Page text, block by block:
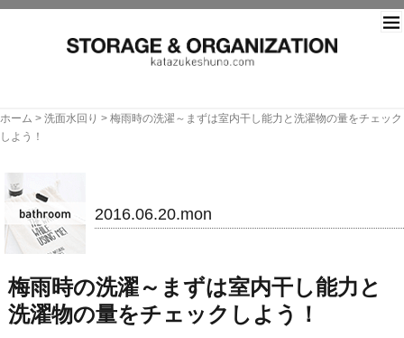
ホーム > 洗面水回り > 梅雨時の洗濯～まずは室内干し能力と洗濯物の量をチェック
しよう！
2016.06.20.mon
梅雨時の洗濯～まずは室内干し能力と
洗濯物の量をチェックしよう！